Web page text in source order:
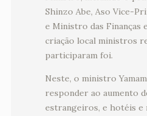
Shinzo Abe, Aso Vice-
e Ministro das Finanças
criação local ministros
participaram foi.
Neste, o ministro
responder ao aumento
estrangeiros, e hotéis e